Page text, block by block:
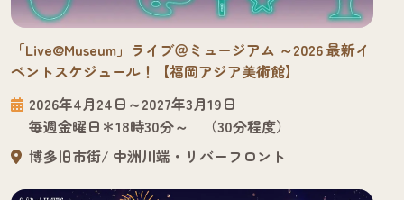
「Live@Museum」ライブ＠ミュージアム ～2026 最新イ
ベントスケジュール！【福岡アジア美術館】
2026年4月24日～2027年3月19日
毎週金曜日＊18時30分～ （30分程度）
博多旧市街 中洲川端・リバーフロント